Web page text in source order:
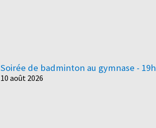
Soirée de badminton au gymnase - 19h
10 août 2026